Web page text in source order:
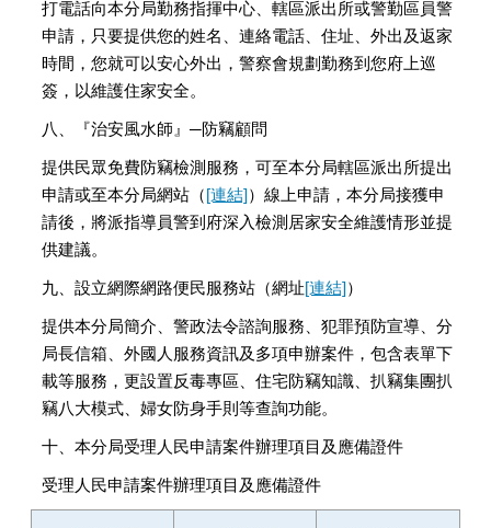
打電話向本分局勤務指揮中心、轄區派出所或警勤區員警
申請，只要提供您的姓名、連絡電話、住址、外出及返家
時間，您就可以安心外出，警察會規劃勤務到您府上巡
簽，以維護住家安全。
八、『治安風水師』─防竊顧問
提供民眾免費防竊檢測服務，可至本分局轄區派出所提出
申請或至本分局網站（[連結]）線上申請，本分局接獲申
請後，將派指導員警到府深入檢測居家安全維護情形並提
供建議。
九、設立網際網路便民服務站（網址[連結]）
提供本分局簡介、警政法令諮詢服務、犯罪預防宣導、分
局長信箱、外國人服務資訊及多項申辦案件，包含表單下
載等服務，更設置反毒專區、住宅防竊知識、扒竊集團扒
竊八大模式、婦女防身手則等查詢功能。
十、本分局受理人民申請案件辦理項目及應備證件
受理人民申請案件辦理項目及應備證件